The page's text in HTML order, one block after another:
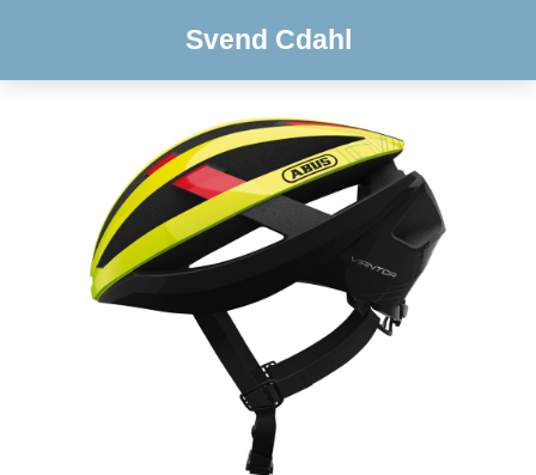
Svend Cdahl